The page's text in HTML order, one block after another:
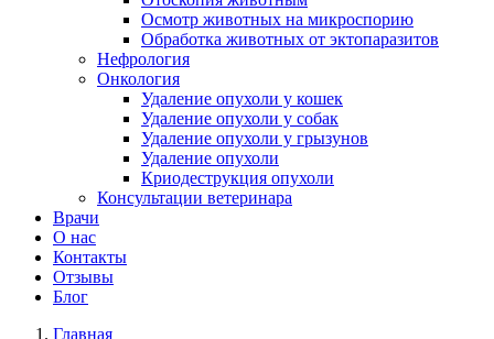
Осмотр животных на микроспорию
Обработка животных от эктопаразитов
Нефрология
Онкология
Удаление опухоли у кошек
Удаление опухоли у собак
Удаление опухоли у грызунов
Удаление опухоли
Криодеструкция опухоли
Консультации ветеринара
Врачи
О нас
Контакты
Отзывы
Блог
Главная